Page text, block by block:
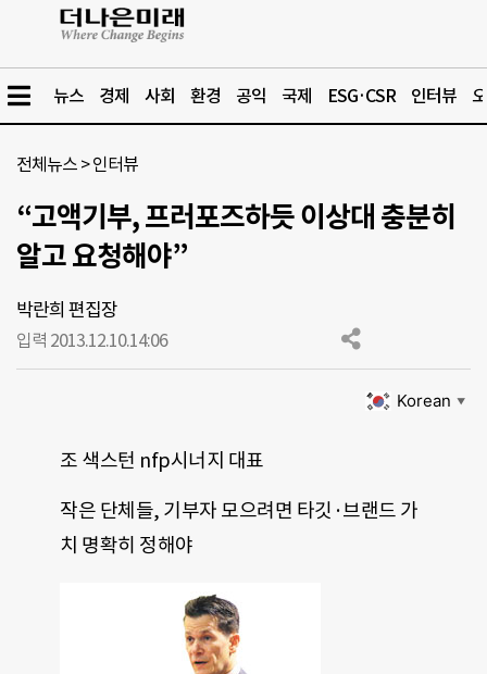
뉴스 경제 사회 환경 공익 국제 ESG·CSR 인터뷰
전체뉴스 >인터뷰
“고액기부, 프러포즈하듯 이상대 충분히
알고 요청해야”
박란희 편집장
입력 2013.12.10.14:06
Korean ▼
조 색스턴 nfp시너지 대표
작은 단체들, 기부자 모으려면 타깃·브랜드 가
치 명확히 정해야